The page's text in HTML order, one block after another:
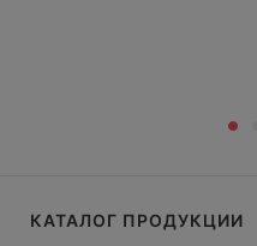
КАТАЛОГ ПРОДУКЦИИ